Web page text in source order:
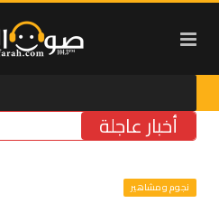
أخبار عاجلة
نجوم ومشاهير